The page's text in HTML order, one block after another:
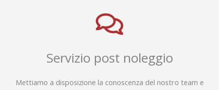
Servizio post noleggio
Mettiamo a disposizione la conoscenza del nostro team e